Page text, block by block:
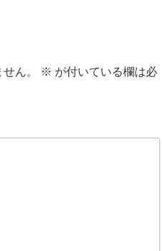
ん。 ※ が付いている欄は必